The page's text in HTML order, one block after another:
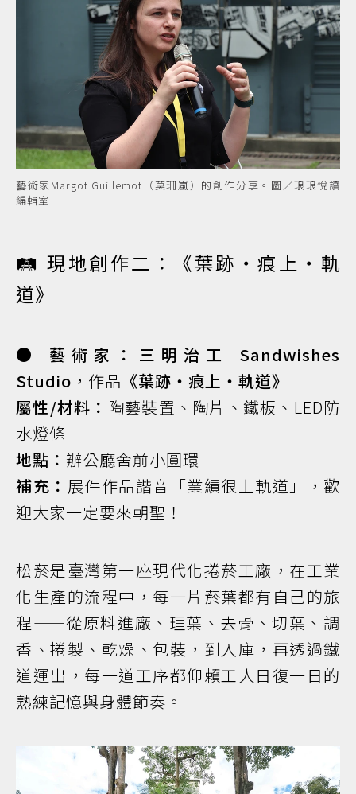
藝術家Margot Guillemot（莫珊嵐）的創作分享。圖／琅琅悅讀
編輯室
🛤️ 現地創作二：《葉跡・痕上・軌
道》
● 藝術家：三明治工 Sandwishes
Studio ，作品 《葉跡・痕上・軌道》
屬性/材料： 陶藝裝置、陶片、鐵板、LED防
水燈條
地點： 辦公廳舍前小圓環
補充： 展件作品諧音「業績很上軌道」，歡
迎大家一定要來朝聖！
松菸是臺灣第一座現代化捲菸工廠，在工業
化生產的流程中，每一片菸葉都有自己的旅
程——從原料進廠、理葉、去骨、切葉、調
香、捲製、乾燥、包裝，到入庫，再透過鐵
道運出，每一道工序都仰賴工人日復一日的
熟練記憶與身體節奏。